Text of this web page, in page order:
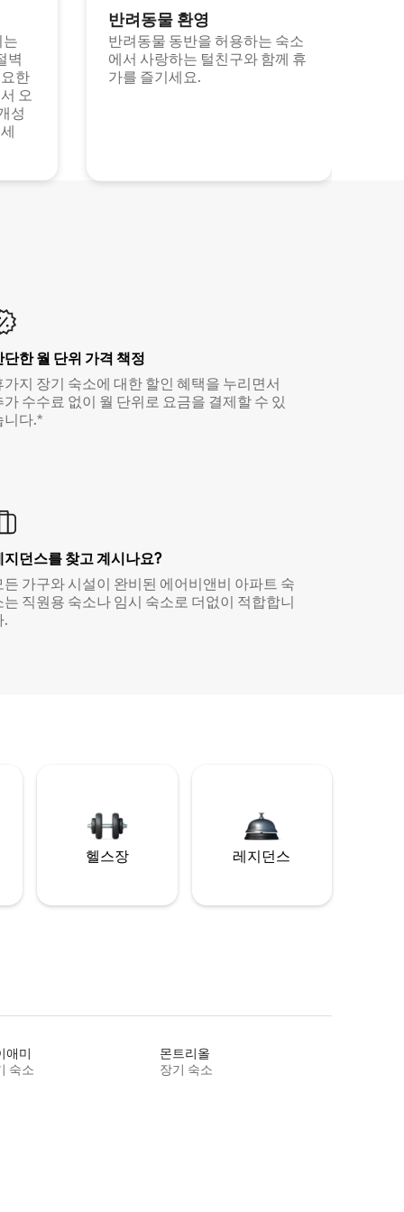
벽
한
오
성
반려동물 환영
반려동물 동반을 허용하는 숙소
에서 사랑하는 털친구와 함께 휴
가를 즐기세요.
단한 월 단위 가격 책정
가지 장기 숙소에 대한 할인 혜택을 누리면서
가 수수료 없이 월 단위로 요금을 결제할 수 있
니다.*
지던스를 찾고 계시나요?
든 가구와 시설이 완비된 에어비앤비 아파트 숙
는 직원용 숙소나 임시 숙소로 더없이 적합합니
.
헬스장 레지던스
애미
숙소
몬트리올
장기 숙소